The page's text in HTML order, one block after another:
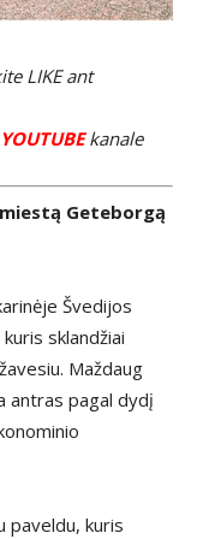
LIKE ant
YOUTUBEkanale
Geteborgą
Švedijos
sklandžiai
Maždaug
antras pagal dydį
paveldu, kuris